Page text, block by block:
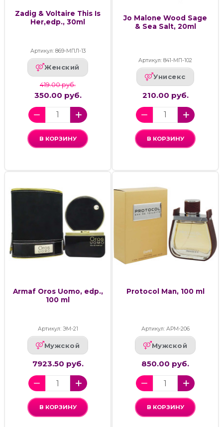
Zadig & Voltaire This Is
Her,edp., 30ml
Артикул: 869-МПЛ-13
Женский
419.00 руб.
350.00 руб.
В КОРЗИНУ
Jo Malone Wood Sage
& Sea Salt, 20ml
Артикул: 841-МП-102
Унисекс
210.00 руб.
В КОРЗИНУ
Armaf Oros Uomo, edp.,
100 ml
Артикул: ЭМ-21
Мужской
7923.50 руб.
В КОРЗИНУ
Protocol Man, 100 ml
Артикул: АРМ-206
Мужской
850.00 руб.
В КОРЗИНУ